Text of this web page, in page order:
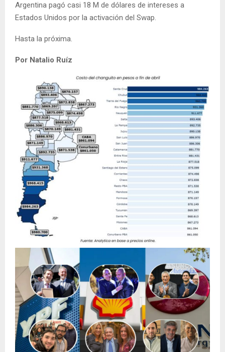
Argentina pagó casi 18 M de dólares de intereses a
Estados Unidos por la activación del Swap.
Hasta la próxima.
Por Natalio Ruíz